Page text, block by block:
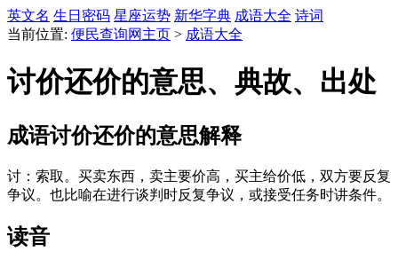
英文名 生日密码 星座运势 新华字典 成语大全 诗词
当前位置: 便民查询网主页 > 成语大全
讨价还价的意思、典故、出处
成语讨价还价的意思解释
讨：索取。买卖东西，卖主要价高，买主给价低，双方要反复
争议。也比喻在进行谈判时反复争议，或接受任务时讲条件。
读音